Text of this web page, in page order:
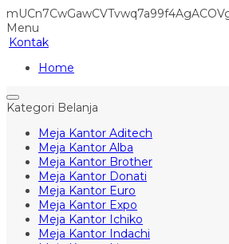
Menu
Kontak
Home
Kategori Belanja
Meja Kantor Aditech
Meja Kantor Alba
Meja Kantor Brother
Meja Kantor Donati
Meja Kantor Euro
Meja Kantor Expo
Meja Kantor Ichiko
Meja Kantor Indachi